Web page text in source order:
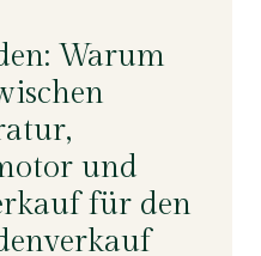
Warum
und
für den